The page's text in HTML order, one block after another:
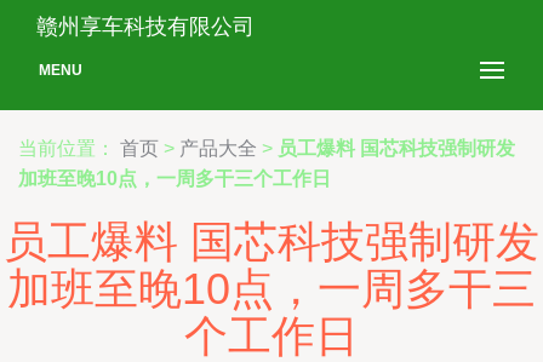
赣州享车科技有限公司
MENU
当前位置： 首页 > 产品大全 > 员工爆料 国芯科技强制研发
加班至晚10点，一周多干三个工作日
员工爆料 国芯科技强制研发
加班至晚10点，一周多干三
个工作日